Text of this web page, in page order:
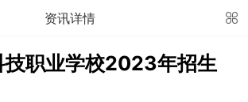
资讯详情
技职业学校2023年招生